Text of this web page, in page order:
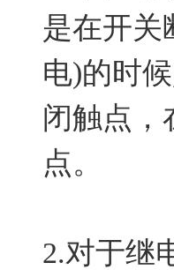
是在开关
电)的时
闭触点，
点。
2.对于继